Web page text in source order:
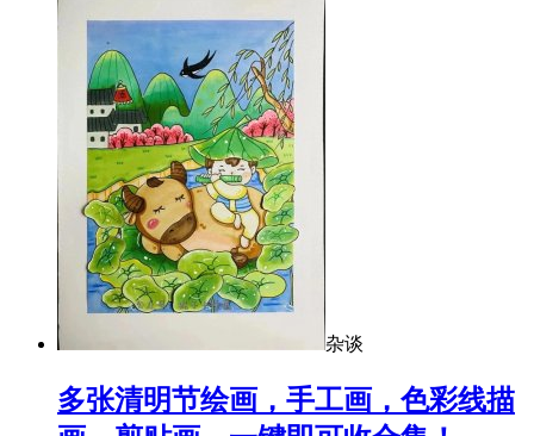
杂谈
​多张清明节绘画，手工画，色彩线描